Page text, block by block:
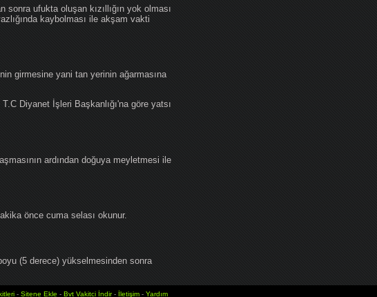
ufukta oluşan kızıllığın yok olması
kaybolması ile akşam vakti
girmesine yani tan yerinin ağarmasına
Diyanet İşleri Başkanlığı'na göre yatsı
ardından doğuya meyletmesi ile
önce cuma selası okunur.
(5 derece) yükselmesinden sonra
- Sitene Ekle - Bvt Vakitci İndir- İletişim - Yardım